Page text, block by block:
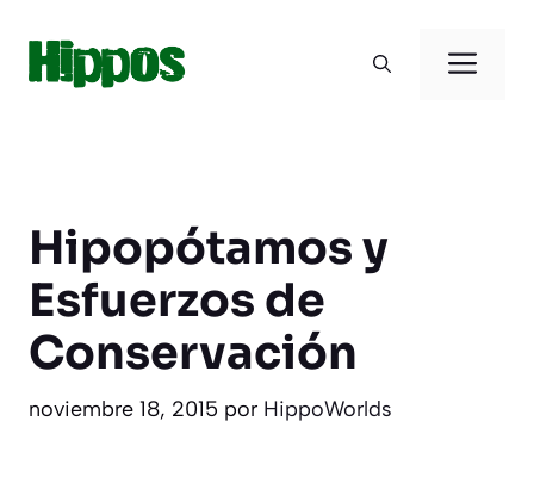
contenido
Hipopótamos y
Esfuerzos de
Conservación
noviembre 18, 2015 por HippoWorlds